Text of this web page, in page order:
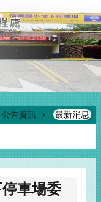
公告資訊 最新消息
車場委